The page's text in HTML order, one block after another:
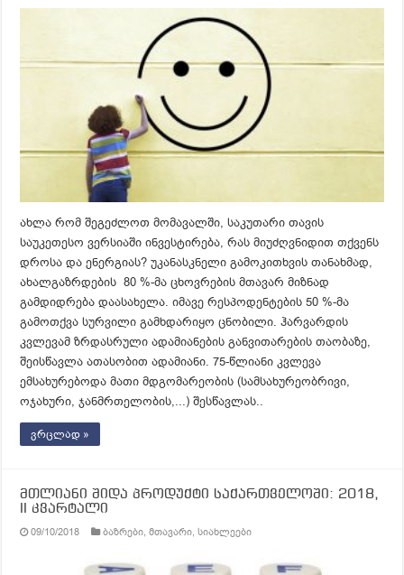
ახლა რომ შეგეძლოთ მომავალში, საკუთარი თავის
საუკეთესო ვერსიაში ინვესტირება, რას მიუძღვნიდით თქვენს
დროსა და ენერგიას? უკანასკნელი გამოკითხვის თანახმად,
ახალგაზრდების 80 %-მა ცხოვრების მთავარ მიზნად
გამდიდრება დაასახელა. იმავე რესპოდენტების 50 %-მა
გამოთქვა სურვილი გამხდარიყო ცნობილი. ჰარვარდის
კვლევამ ზრდასრული ადამიანების განვითარების თაობაზე,
შეისწავლა ათასობით ადამიანი. 75-წლიანი კვლევა
ემსახურებოდა მათი მდგომარეობის (სამსახურეობრივი,
ოჯახური, ჯანმრთელობის,...) შესწავლას..
ვრცლად »
მთლიანი შიდა პროდუქტი საქართველოში: 2018,
II კვარტალი
09/10/2018 ბაზრები,მთავარი,სიახლეები